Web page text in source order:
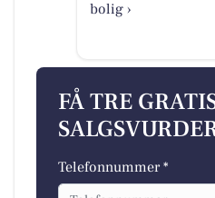
bolig ›
FÅ TRE
Telefonnummer *